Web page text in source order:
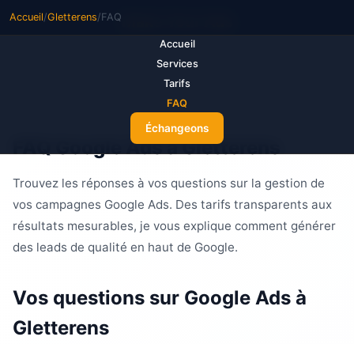
Accueil
Services
Tarifs
FAQ
Échangeons
Accueil/Gletterens/FAQ
FAQ Google Ads à Gletterens
Trouvez les réponses à vos questions sur la gestion de
vos campagnes Google Ads. Des tarifs transparents aux
résultats mesurables, je vous explique comment générer
des leads de qualité en haut de Google.
Vos questions sur Google Ads à
Gletterens